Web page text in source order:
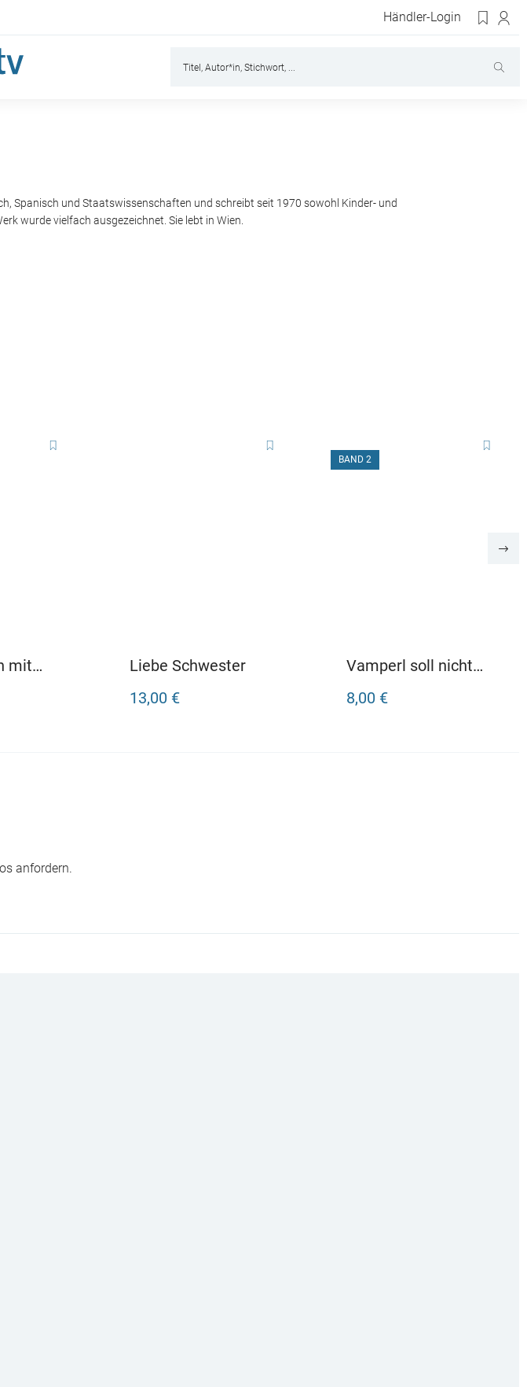
Händler-Login
Spanisch und Staatswissenschaften und schreibt seit 1970 sowohl Kinder- und
wurde vielfach ausgezeichnet. Sie lebt in Wien.
mit
Liebe Schwester
13,00 €
BAND 2
Vamperl soll nicht
8,00 €
anfordern.